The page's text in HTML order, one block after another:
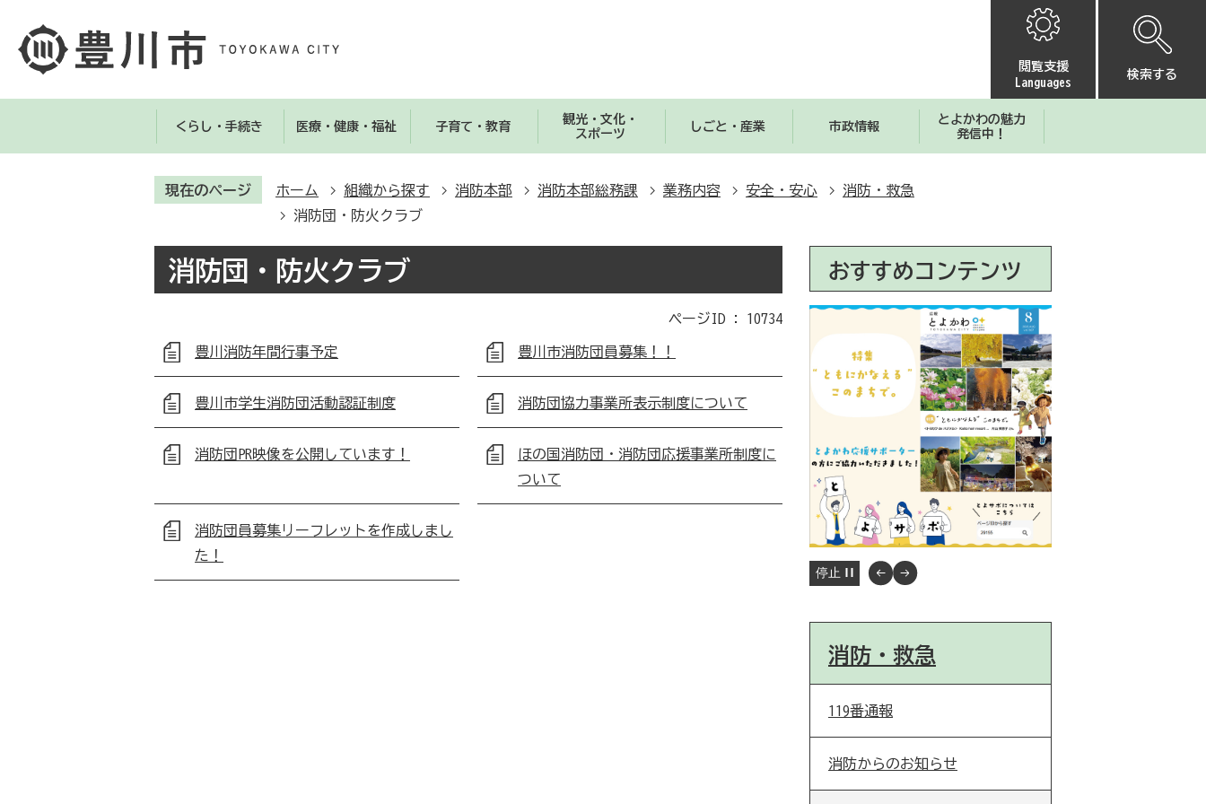
閲覧支援
Languages
検索する
くらし・手続き 医療・健康・福祉 子育て・教育
観光・文化・
スポーツ
しごと・産業 市政情報
とよかわの魅力
発信中！
現在のページ ホーム 組織から探す 消防本部 消防本部総務課 業務内容 安全・安心
消防・救急
消防団・防火クラブ
消防団・防火クラブ
ページID : 10734
豊川消防年間行事予定 豊川市消防団員募集！！
豊川市学生消防団活動認証制度 消防団協力事業所表示制度について
消防団PR映像を公開しています！
ほの国消防団・消防団応援事業所制度に
ついて
消防団員募集リーフレットを作成しまし
た！
おすすめコンテンツ
停止
消防・救急
119番通報
消防からのお知らせ